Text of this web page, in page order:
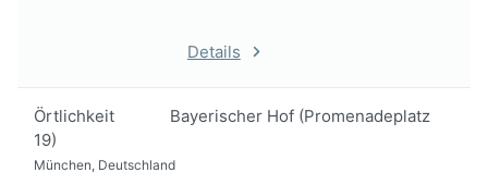
Details
Örtlichkeit
Bayerischer Hof (Promenadeplatz
19)
München, Deutschland